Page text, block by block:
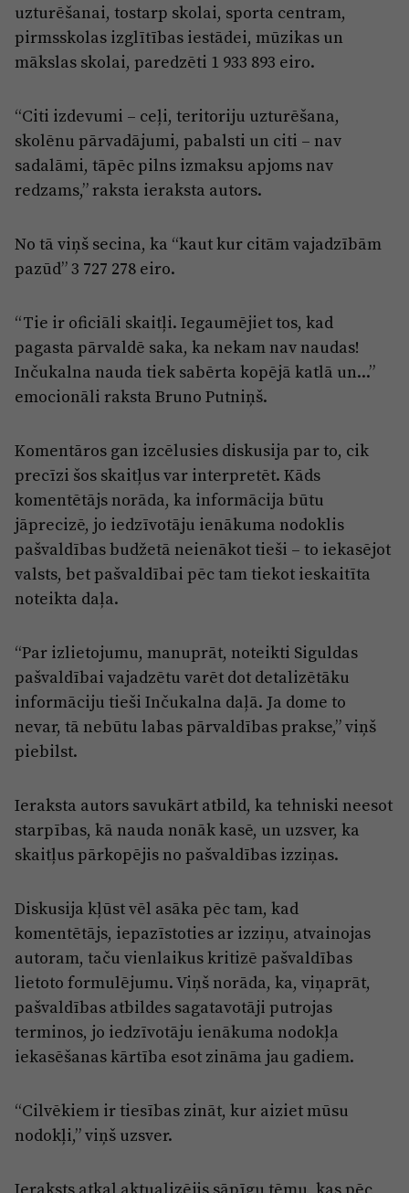
uzturēšanai, tostarp skolai, sporta centram,
pirmsskolas izglītības iestādei, mūzikas un
mākslas skolai, paredzēti 1 933 893 eiro.
“Citi izdevumi – ceļi, teritoriju uzturēšana,
skolēnu pārvadājumi, pabalsti un citi – nav
sadalāmi, tāpēc pilns izmaksu apjoms nav
redzams,” raksta ieraksta autors.
No tā viņš secina, ka “kaut kur citām vajadzībām
pazūd” 3 727 278 eiro.
“Tie ir oficiāli skaitļi. Iegaumējiet tos, kad
pagasta pārvaldē saka, ka nekam nav naudas!
Inčukalna nauda tiek sabērta kopējā katlā un...”
emocionāli raksta Bruno Putniņš.
Komentāros gan izcēlusies diskusija par to, cik
precīzi šos skaitļus var interpretēt. Kāds
komentētājs norāda, ka informācija būtu
jāprecizē, jo iedzīvotāju ienākuma nodoklis
pašvaldības budžetā neienākot tieši – to iekasējot
valsts, bet pašvaldībai pēc tam tiekot ieskaitīta
noteikta daļa.
“Par izlietojumu, manuprāt, noteikti Siguldas
pašvaldībai vajadzētu varēt dot detalizētāku
informāciju tieši Inčukalna daļā. Ja dome to
nevar, tā nebūtu labas pārvaldības prakse,” viņš
piebilst.
Ieraksta autors savukārt atbild, ka tehniski neesot
starpības, kā nauda nonāk kasē, un uzsver, ka
skaitļus pārkopējis no pašvaldības izziņas.
Diskusija kļūst vēl asāka pēc tam, kad
komentētājs, iepazīstoties ar izziņu, atvainojas
autoram, taču vienlaikus kritizē pašvaldības
lietoto formulējumu. Viņš norāda, ka, viņaprāt,
pašvaldības atbildes sagatavotāji putrojas
terminos, jo iedzīvotāju ienākuma nodokļa
iekasēšanas kārtība esot zināma jau gadiem.
“Cilvēkiem ir tiesības zināt, kur aiziet mūsu
nodokļi,” viņš uzsver.